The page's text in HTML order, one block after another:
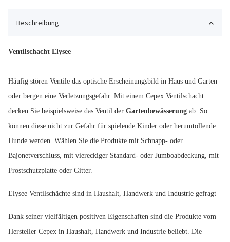
Beschreibung
Ventilschacht Elysee
Häufig stören Ventile das optische Erscheinungsbild in Haus und Garten
oder bergen eine Verletzungsgefahr. Mit einem Cepex Ventilschacht
decken Sie beispielsweise das Ventil der Gartenbewässerung ab. So
können diese nicht zur Gefahr für spielende Kinder oder herumtollende
Hunde werden. Wählen Sie die Produkte mit Schnapp- oder
Bajonetverschluss, mit viereckiger Standard- oder Jumboabdeckung, mit
Frostschutzplatte oder Gitter.
Elysee Ventilschächte sind in Haushalt, Handwerk und Industrie gefragt
Dank seiner vielfältigen positiven Eigenschaften sind die Produkte vom
Hersteller Cepex in Haushalt, Handwerk und Industrie beliebt. Die